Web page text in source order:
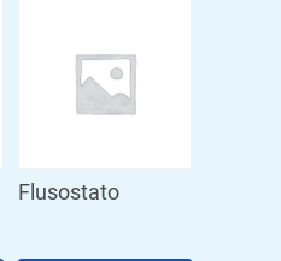
Flusostato